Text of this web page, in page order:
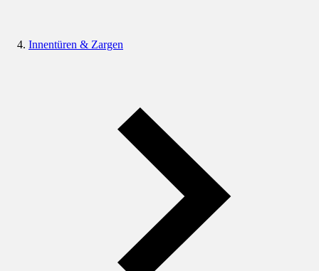
Innentüren & Zargen